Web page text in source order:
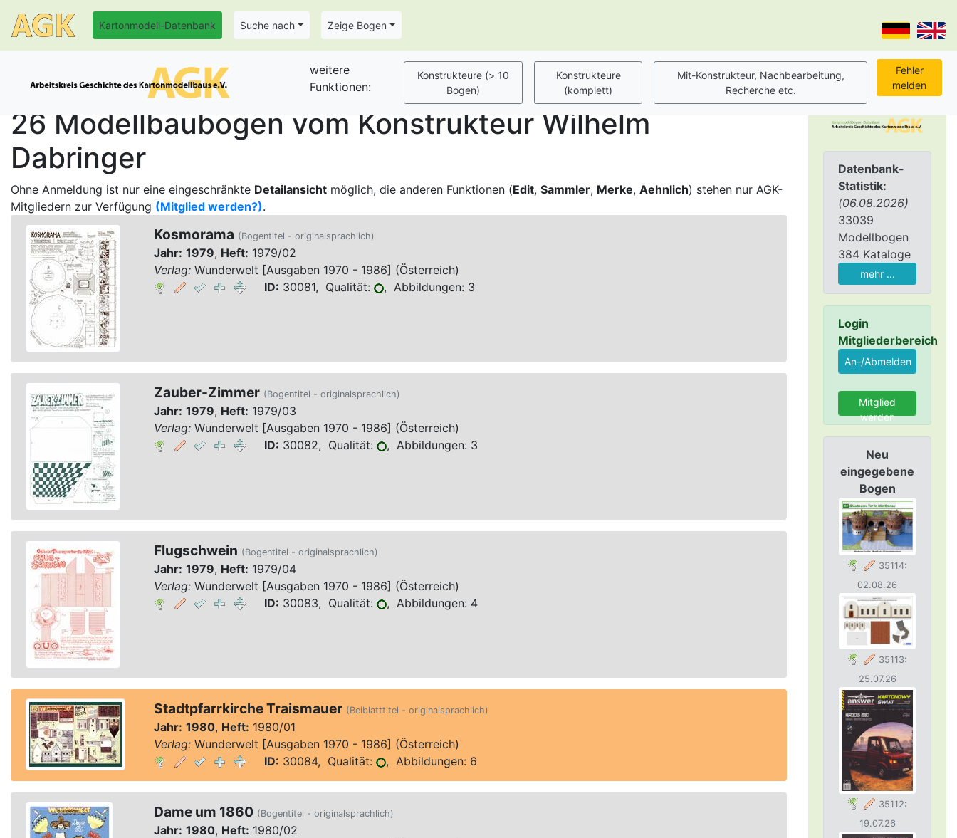
Kartonmodell-Datenbank Suche nach Zeige Bogen
Datenbank-
Statistik:
(06.08.2026)
33039
Modellbogen
384 Kataloge
mehr ...
Login
Mitgliederbereich
Mitglied
werden
Neu
eingegebene
Bogen
35114:
02.08.26
35113:
25.07.26
35112:
19.07.26
weitere
Funktionen:
26 Modellbaubogen vom Konstrukteur Wilhelm
Dabringer
Ohne Anmeldung ist nur eine eingeschränkte Detailansicht möglich, die anderen Funktionen (Edit, Sammler, Merke, Aehnlich) stehen nur AGK-
Mitgliedern zur Verfügung (Mitglied werden?).
Kosmorama (Bogentitel - originalsprachlich)
Jahr: 1979, Heft: 1979/02
Verlag:Wunderwelt [Ausgaben 1970 - 1986] (Österreich)
ID: 30081, Qualität: , Abbildungen: 3
Zauber-Zimmer (Bogentitel - originalsprachlich)
Jahr: 1979, Heft: 1979/03
Verlag:Wunderwelt [Ausgaben 1970 - 1986] (Österreich)
ID: 30082, Qualität: , Abbildungen: 3
Flugschwein (Bogentitel - originalsprachlich)
Jahr: 1979, Heft: 1979/04
Verlag:Wunderwelt [Ausgaben 1970 - 1986] (Österreich)
ID: 30083, Qualität: , Abbildungen: 4
Stadtpfarrkirche Traismauer (Beiblatttitel - originalsprachlich)
Jahr: 1980, Heft: 1980/01
Verlag:Wunderwelt [Ausgaben 1970 - 1986] (Österreich)
ID: 30084, Qualität: , Abbildungen: 6
Dame um 1860 (Bogentitel - originalsprachlich)
Jahr: 1980, Heft: 1980/02